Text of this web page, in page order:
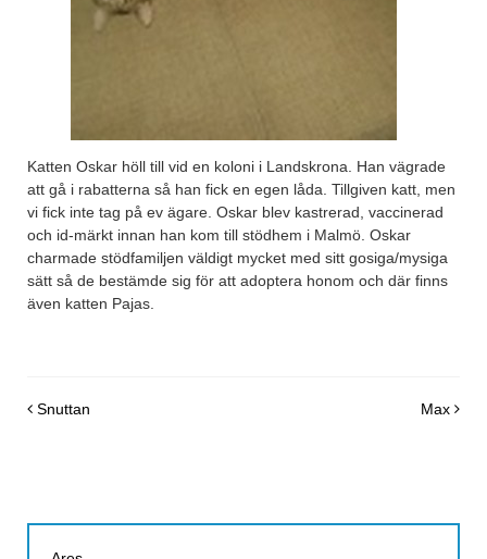
Katten Oskar höll till vid en koloni i Landskrona. Han vägrade
att gå i rabatterna så han fick en egen låda. Tillgiven katt, men
vi fick inte tag på ev ägare. Oskar blev kastrerad, vaccinerad
och id-märkt innan han kom till stödhem i Malmö. Oskar
charmade stödfamiljen väldigt mycket med sitt gosiga/mysiga
sätt så de bestämde sig för att adoptera honom och där finns
även katten Pajas.
Post navigation
Snuttan Max